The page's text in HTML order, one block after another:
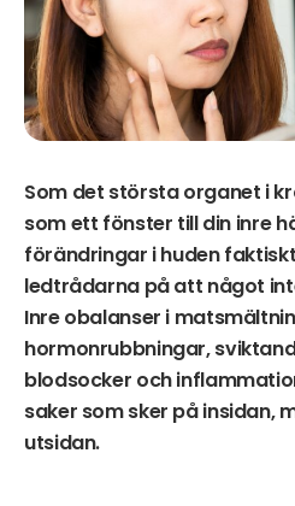
Som det största organet i
som ett fönster till din inre
förändringar i huden
ledtrådarna på att något
Inre obalanser i
hormonrubbningar,
blodsocker och
saker som sker på insidan,
utsidan.